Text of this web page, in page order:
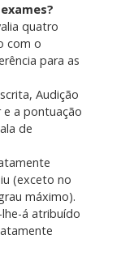
quatro
com o
para as
Audição
a pontuação
de
(exceto no
máximo).
á atribuído